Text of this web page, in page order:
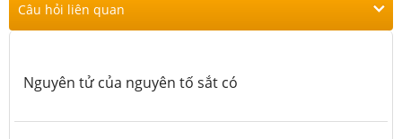
Câu hỏi liên quan
Nguyên tử của nguyên tố sắt có